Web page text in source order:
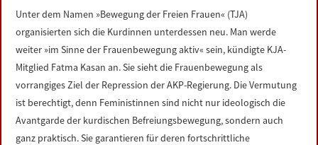
Unter dem Namen »Bewegung der Freien Frauen« (TJA)
organisierten sich die Kurdinnen unterdessen neu. Man werde
weiter »im Sinne der Frauenbewegung aktiv« sein, kündigte KJA-
Mitglied Fatma Kasan an. Sie sieht die Frauenbewegung als
vorrangiges Ziel der Repression der AKP-Regierung. Die Vermutung
ist berechtigt, denn Feministinnen sind nicht nur ideologisch die
Avantgarde der kurdischen Befreiungsbewegung, sondern auch
ganz praktisch. Sie garantieren für deren fortschrittliche